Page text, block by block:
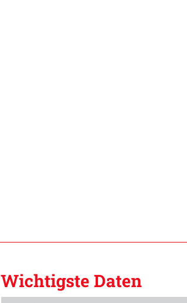
Wichtigste Daten